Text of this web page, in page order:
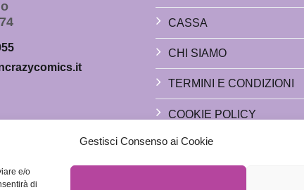
Gestisci Consenso ai Cookie
e/o
di
CASSA
CHI SIAMO
TERMINI E CONDIZIONI
COOKIE POLICY
PRIVACY POLICY